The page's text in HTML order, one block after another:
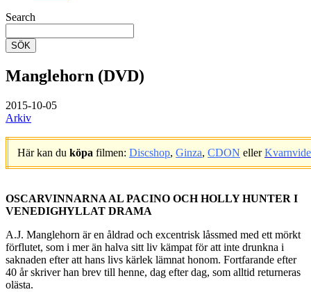
Search
SÖK
Manglehorn (DVD)
2015-10-05
Arkiv
Här kan du köpa filmen: Discshop, Ginza, CDON eller
OSCARVINNARNA AL PACINO OCH HOLLY HUNTER I
VENEDIGHYLLAT DRAMA
A.J. Manglehorn är en åldrad och excentrisk låssmed med ett mörkt
förflutet, som i mer än halva sitt liv kämpat för att inte drunkna i
saknaden efter att hans livs kärlek lämnat honom. Fortfarande efter
40 år skriver han brev till henne, dag efter dag, som alltid returneras
olästa.